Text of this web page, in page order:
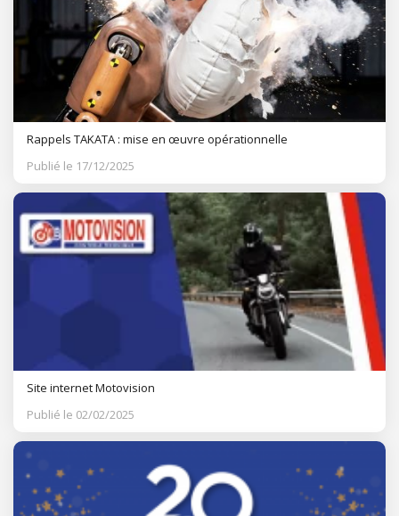
Rappels TAKATA : mise en œuvre opérationnelle
Publié le 17/12/2025
Site internet Motovision
Publié le 02/02/2025